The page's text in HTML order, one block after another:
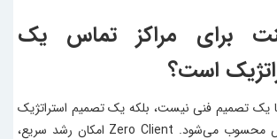
برای مراکز تماس یک
است؟
یک تصمیم فنی نیست، بلکه یک تصمیم استراتژیک
برای آینده مرکز تماس محسوب می‌شود. Zero Client امکان رشد سریع،